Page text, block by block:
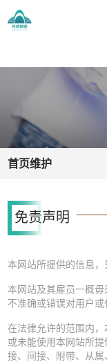
首页维护
免责声明
本网站所提供的信息，
本网站及其雇员一概毋
不准确或错误对用户或
在法律允许的范围内
或未能使用本网站所
接、间接、附带、从